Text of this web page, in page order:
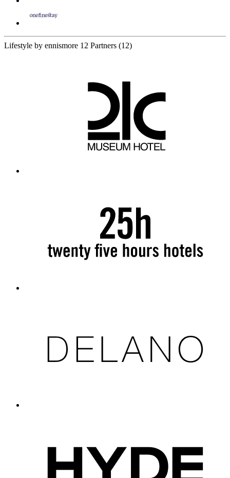
Lifestyle by ennismore 12 Partners (12)